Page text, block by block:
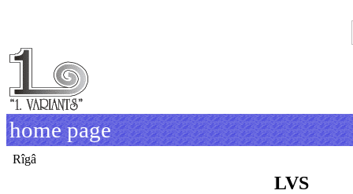
home page
Rîgâ
LVS